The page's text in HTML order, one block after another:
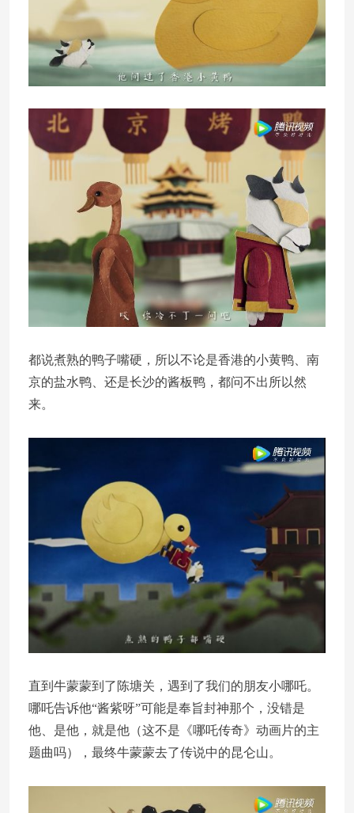
都说煮熟的鸭子嘴硬，所以不论是香港的小黄鸭、南
京的盐水鸭、还是长沙的酱板鸭，都问不出所以然
来。
直到牛蒙蒙到了陈塘关，遇到了我们的朋友小哪吒。
哪吒告诉他“酱紫呀”可能是奉旨封神那个，没错是
他、是他，就是他（这不是《哪吒传奇》动画片的主
题曲吗），最终牛蒙蒙去了传说中的昆仑山。